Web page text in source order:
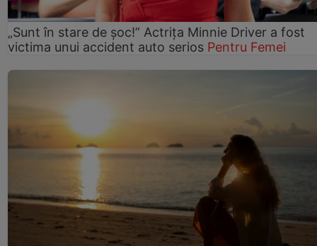
„Sunt în stare de șoc!” Actrița Minnie Driver a fost
victima unui accident auto serios Pentru Femei